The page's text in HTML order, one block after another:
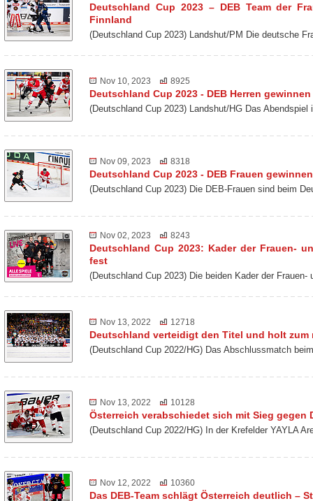
Deutschland Cup 2023 – DEB Team der
Finnland
(Deutschland Cup 2023) Landshut/PM Die deutsche
Nov 10, 2023 8925
Deutschland Cup 2023 - DEB Herren
(Deutschland Cup 2023) Landshut/HG Das
Nov 09, 2023 8318
Deutschland Cup 2023 - DEB Frauen
(Deutschland Cup 2023) Die DEB-Frauen sind beim
Nov 02, 2023 8243
Deutschland Cup 2023: Kader der Frauen-
fest
(Deutschland Cup 2023) Die beiden Kader der
Nov 13, 2022 12718
Deutschland verteidigt den Titel und holt
(Deutschland Cup 2022/HG) Das Abschlussmatch
Nov 13, 2022 10128
Österreich verabschiedet sich mit Sieg gegen
(Deutschland Cup 2022/HG) In der Krefelder YAYLA
Nov 12, 2022 10360
Das DEB-Team schlägt Österreich deutlich –